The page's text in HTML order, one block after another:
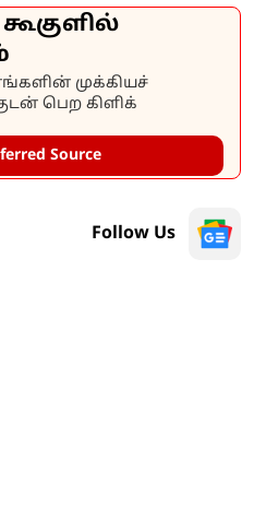
முக்கியச்
பெற கிளிக்
Source
Follow Us